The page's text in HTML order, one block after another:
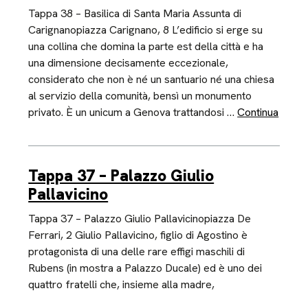
Tappa 38 – Basilica di Santa Maria Assunta di
Carignanopiazza Carignano, 8 L’edificio si erge su
una collina che domina la parte est della città e ha
una dimensione decisamente eccezionale,
considerato che non è né un santuario né una chiesa
al servizio della comunità, bensì un monumento
privato. È un unicum a Genova trattandosi …Continua
Tappa 37 – Palazzo Giulio
Pallavicino
Tappa 37 – Palazzo Giulio Pallavicinopiazza De
Ferrari, 2 Giulio Pallavicino, figlio di Agostino è
protagonista di una delle rare effigi maschili di
Rubens (in mostra a Palazzo Ducale) ed è uno dei
quattro fratelli che, insieme alla madre,